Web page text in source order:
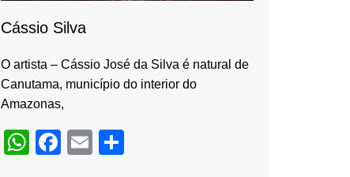
Cássio Silva
O artista – Cássio José da Silva é natural de
Canutama, município do interior do
Amazonas,
W
F
E